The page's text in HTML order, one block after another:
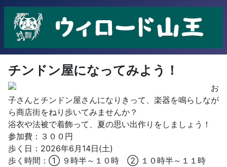
チンドン屋になってみよう！
お
子さんとチンドン屋さんになりきって、楽器を鳴らしなが
ら商店街をねり歩いてみませんか？
浴衣や法被で着飾って、夏の思い出作りをしましょう！
参加費：３００円
歩く日：2026年6月14日(土)
歩く時間：① ９時半～１０時 ② １０時半～１１時